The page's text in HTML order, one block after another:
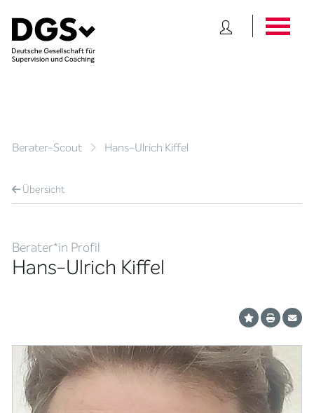
Berater-Scout Hans-Ulrich Kiffel
Übersicht
Berater*in Profil
Hans-Ulrich Kiffel